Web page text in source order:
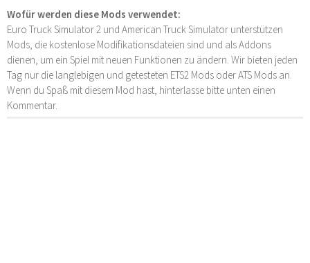
Wofür werden diese Mods verwendet:
Euro Truck Simulator 2 und American Truck Simulator unterstützen
Mods, die kostenlose Modifikationsdateien sind und als Addons
dienen, um ein Spiel mit neuen Funktionen zu ändern. Wir bieten jeden
Tag nur die langlebigen und getesteten ETS2 Mods oder ATS Mods an.
Wenn du Spaß mit diesem Mod hast, hinterlasse bitte unten einen
Kommentar.